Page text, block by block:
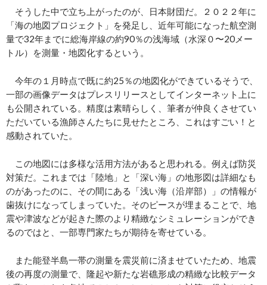
そうした中で立ち上がったのが、日本財団だ。２０２２年に
「海の地図プロジェクト」を発足し、近年可能になった航空測
量で32年までに総海岸線の約90％の浅海域（水深０〜20 メー
トル）を測量・地図化するという。
今年の１月時点で既に約25 ％の地図化ができているそうで、
一部の画像データはプレスリリースとしてインターネット上に
も公開されている。精度は素晴らしく、筆者が仲良くさせてい
ただいている漁師さんたちに見せたところ、これはすごい！と
感動されていた。
この地図には多様な活用方法があると思われる。例えば防災
対策だ。これまでは「陸地」と「深い海」の地形図は詳細なも
のがあったのに、その間にある「浅い海（沿岸部）」の情報が
歯抜けになってしまっていた。そのピースが埋まることで、地
震や津波などが起きた際のより精緻なシミュレーションができ
るのではと、一部専門家たちが期待を寄せている。
また能登半島一帯の測量を震災前に済ませていたため、地震
後の再度の測量で、隆起や新たな岩礁形成の精緻な比較データ